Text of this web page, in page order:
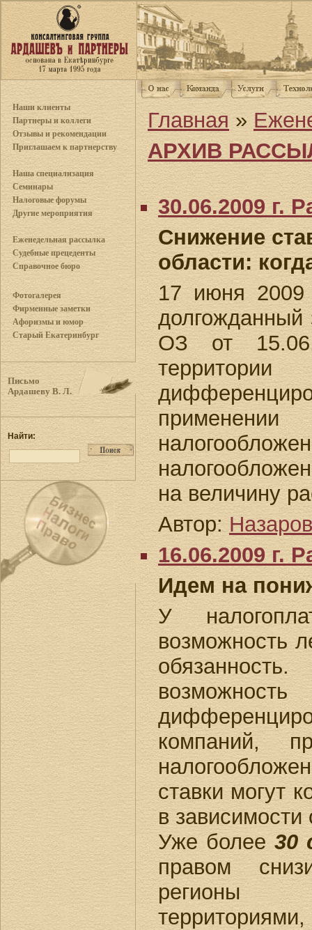
Наши клиенты
Партнеры и коллеги
Отзывы и рекомендации
Приглашаем к партнерству
Наша специализация
Семинары
Налоговые форумы
Другие мероприятия
Еженедельная рассылка
Судебные прецеденты
Справочное бюро
Фотогалерея
Фирменные заметки
Афоризмы и юмор
Старый Екатеринбург
Письмо
Ардашеву В. Л.
Найти:
Главная »
АРХИВ
30.06.2009 г.
Снижение
области:
17 июня 2009
ОЗ от
на величину
Автор:
16.06.2009 г.
Идем на
У
возможность
компаний,
ставки могут
в зависимости
Уже более30
правом
регионы
территориями,